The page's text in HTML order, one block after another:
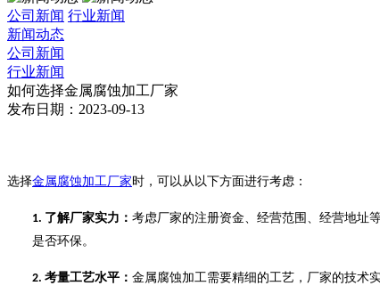
公司新闻 行业新闻
新闻动态
公司新闻
行业新闻
如何选择金属腐蚀加工厂家
发布日期：2023-09-13
选择金属腐蚀加工厂家时，可以从以下方面进行考虑：
1. 了解厂家实力： 考虑厂家的注册资金、经营范围、经营地址
是否环保。
2. 考量工艺水平： 金属腐蚀加工需要精细的工艺，厂家的技术